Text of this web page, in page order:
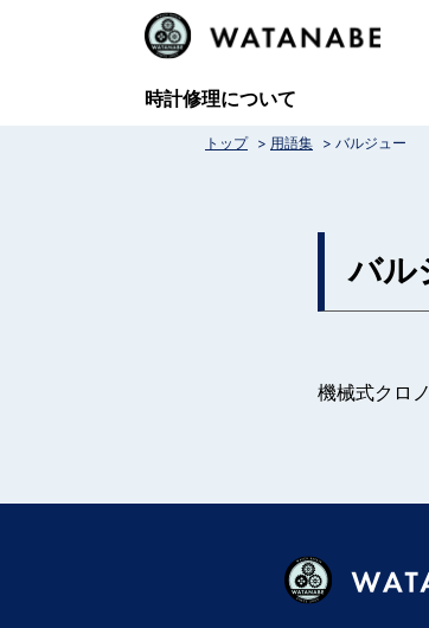
時計修理について
トップ > 用語集 > バルジュー
バル
機械式クロ